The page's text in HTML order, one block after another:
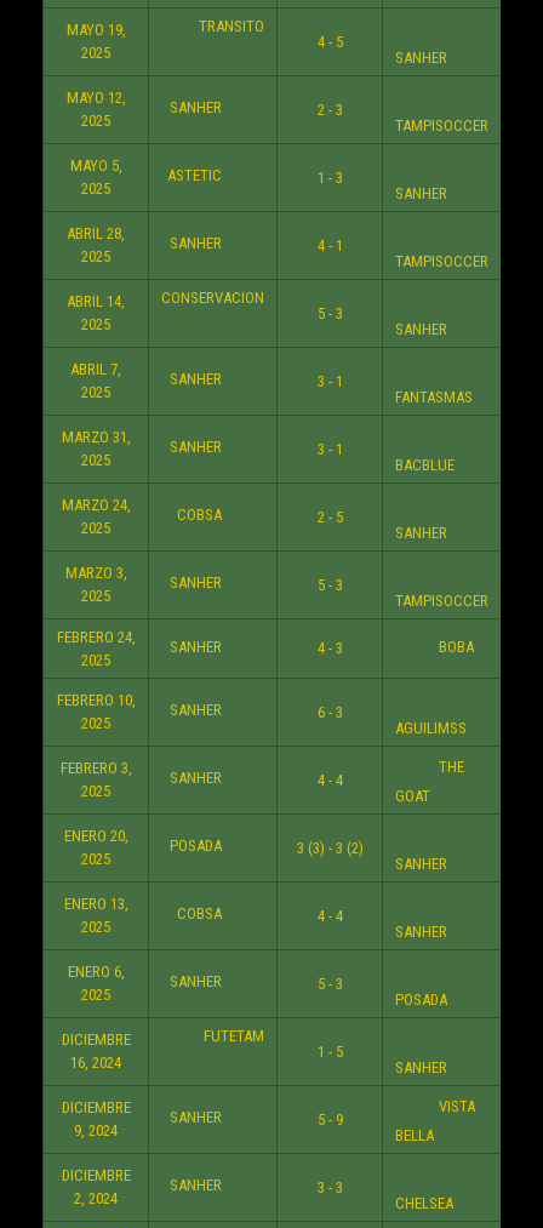
MAYO 19,
2025
TRANSITO
4 - 5
SANHER
MAYO 12,
2025
SANHER
2 - 3
TAMPISOCCER
MAYO 5,
2025
ASTETIC
1 - 3
SANHER
ABRIL 28,
2025
SANHER
4 - 1
TAMPISOCCER
ABRIL 14,
2025
CONSERVACION
5 - 3
SANHER
ABRIL 7,
2025
SANHER
3 - 1
FANTASMAS
MARZO 31,
2025
SANHER
3 - 1
BACBLUE
MARZO 24,
2025
COBSA
2 - 5
SANHER
MARZO 3,
2025
SANHER
5 - 3
TAMPISOCCER
FEBRERO 24,
2025
SANHER 4 - 3 BOBA
FEBRERO 10,
2025
SANHER
6 - 3
AGUILIMSS
FEBRERO 3,
2025
SANHER 4 - 4
THE
GOAT
ENERO 20,
2025
POSADA
3 (3) - 3 (2)
SANHER
ENERO 13,
2025
COBSA
4 - 4
SANHER
ENERO 6,
2025
SANHER
5 - 3
POSADA
DICIEMBRE
16, 2024
FUTETAM
1 - 5
SANHER
DICIEMBRE
9, 2024
SANHER 5 - 9
VISTA
BELLA
DICIEMBRE
2, 2024
SANHER
3 - 3
CHELSEA